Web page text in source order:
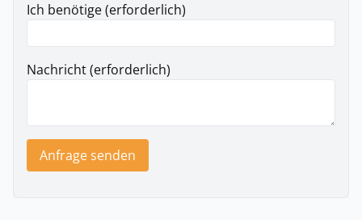
Ich benötige (erforderlich)
Nachricht (erforderlich)
Anfrage senden